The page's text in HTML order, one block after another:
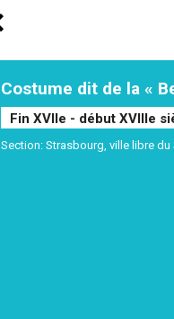
Costume dit de la «
Fin XVIIe - début XVIIIe
Section: Strasbourg, ville libre du